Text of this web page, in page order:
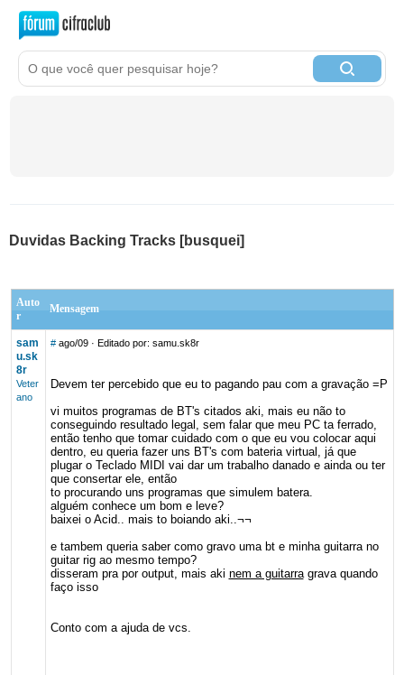
Duvidas Backing Tracks [busquei]
Auto
r
Mensagem
sam
u.sk
8r
Veter
ano
# ago/09· Editado por: samu.sk8r
Devem ter percebido que eu to pagando pau com a gravação =P
vi muitos programas de BT's citados aki, mais eu não to
conseguindo resultado legal, sem falar que meu PC ta ferrado,
então tenho que tomar cuidado com o que eu vou colocar aqui
dentro, eu queria fazer uns BT's com bateria virtual, já que
plugar o Teclado MIDI vai dar um trabalho danado e ainda ou ter
que consertar ele, então
to procurando uns programas que simulem batera.
alguém conhece um bom e leve?
baixei o Acid.. mais to boiando aki..¬¬
e tambem queria saber como gravo uma bt e minha guitarra no
guitar rig ao mesmo tempo?
disseram pra por output, mais aki nem a guitarragrava quando
faço isso
Conto com a ajuda de vcs.